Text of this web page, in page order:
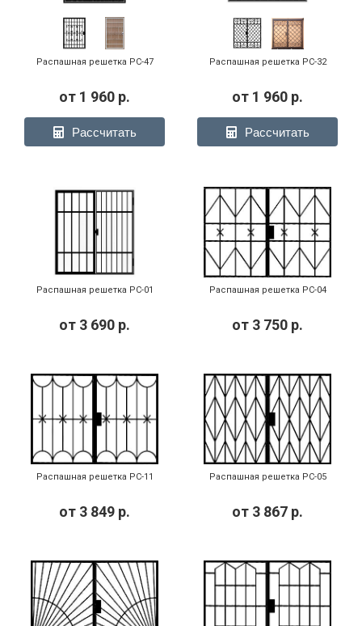
Распашная решетка РС-47
от 1 960 р.
Рассчитать
Распашная решетка РС-32
от 1 960 р.
Рассчитать
Распашная решетка РС-01
от 3 690 р.
Распашная решетка РС-04
от 3 750 р.
Распашная решетка РС-11
от 3 849 р.
Распашная решетка РС-05
от 3 867 р.